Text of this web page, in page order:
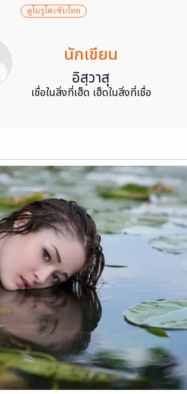
ดูโบรูโตะซับไทย
นักเขียน
อิสฺวาสุ
เชื่อในสิ่งที่เฮ็ด เฮ็ดในสิ่งที่เชื่อ